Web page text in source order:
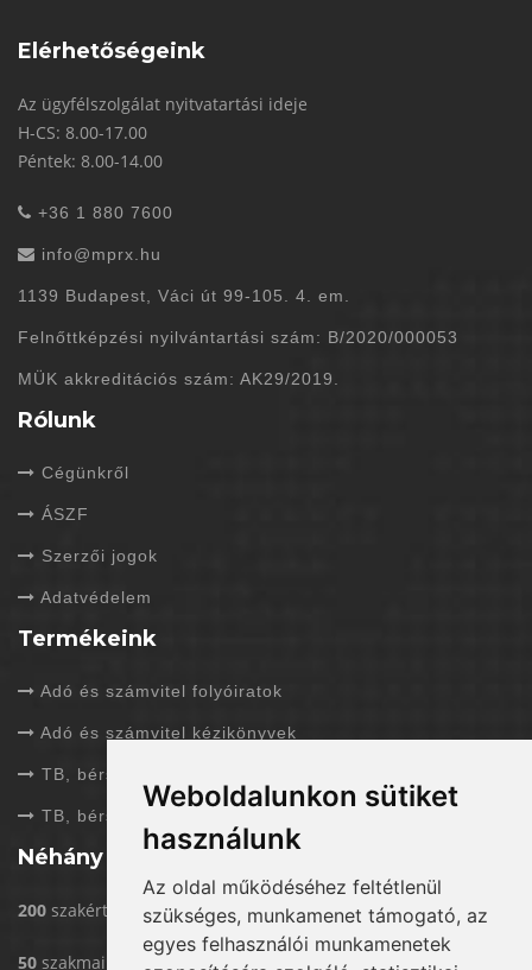
Weboldalunkon sütiket
használunk
Az oldal működéséhez feltétlenül
szükséges, munkamenet támogató, az
egyes felhasználói munkamenetek
Elérhetőségeink
Az ügyfélszolgálat nyitvatartási ideje
H-CS: 8.00-17.00
Péntek: 8.00-14.00
+36 1 880 7600
info@mprx.hu
1139 Budapest, Váci út 99-105. 4. em.
Felnőttképzési nyilvántartási szám: B/2020/000053
MÜK akkreditációs szám: AK29/2019.
Rólunk
Cégünkről
ÁSZF
Szerzői jogok
Adatvédelem
Termékeink
Adó és számvitel folyóiratok
Adó és számvitel kézikönyvek
TB, bérszámfejtés folyóiratok
TB, bérszámfejtés kézikönyvek
Néhány adat rólunk
200 szakértővel dolgozunk
50 szakmai rendezvény/év